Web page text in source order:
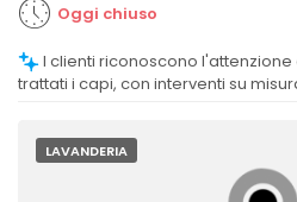
Oggi chiuso
trattati i capi, con interventi su
LAVANDERIA